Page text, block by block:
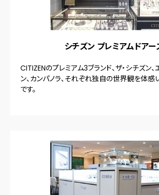
シチズン プレミアムドアー
CITIZENのプレミアム3ブランド、ザ・シチズン、
ン、カンパノラ、それぞれ独自の世界観を体
です。